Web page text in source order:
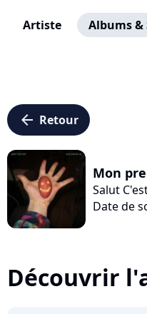
Artiste Albums &
arrow_left Retour
Mon
Salut
Date de
Découvrir